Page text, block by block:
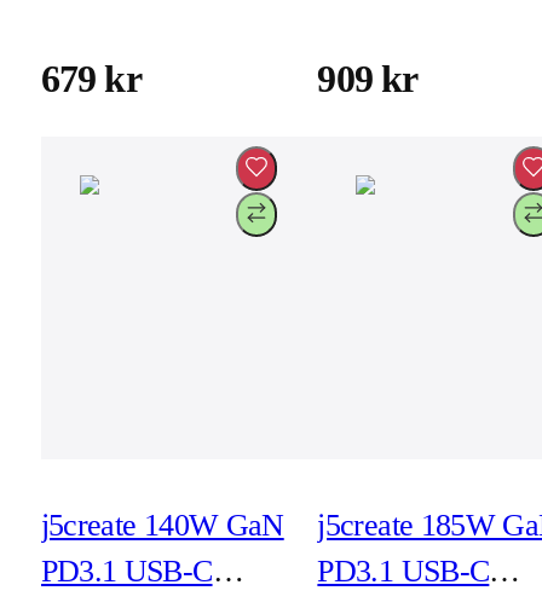
kontakter
679 kr
(JUP43130E-EN)
909 kr
j5create 140W GaN
PD3.1 USB-C
j5create 185W
PD3.1 USB-C